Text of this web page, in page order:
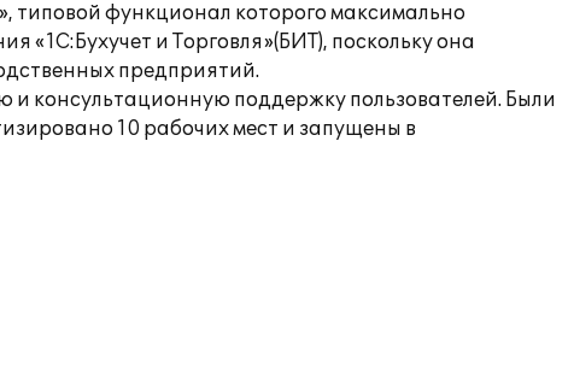
типовой функционал которого максимально
«1С:Бухучет и Торговля»(БИТ), поскольку она
предприятий.
и консультационную поддержку пользователей. Были
10 рабочих мест и запущены в